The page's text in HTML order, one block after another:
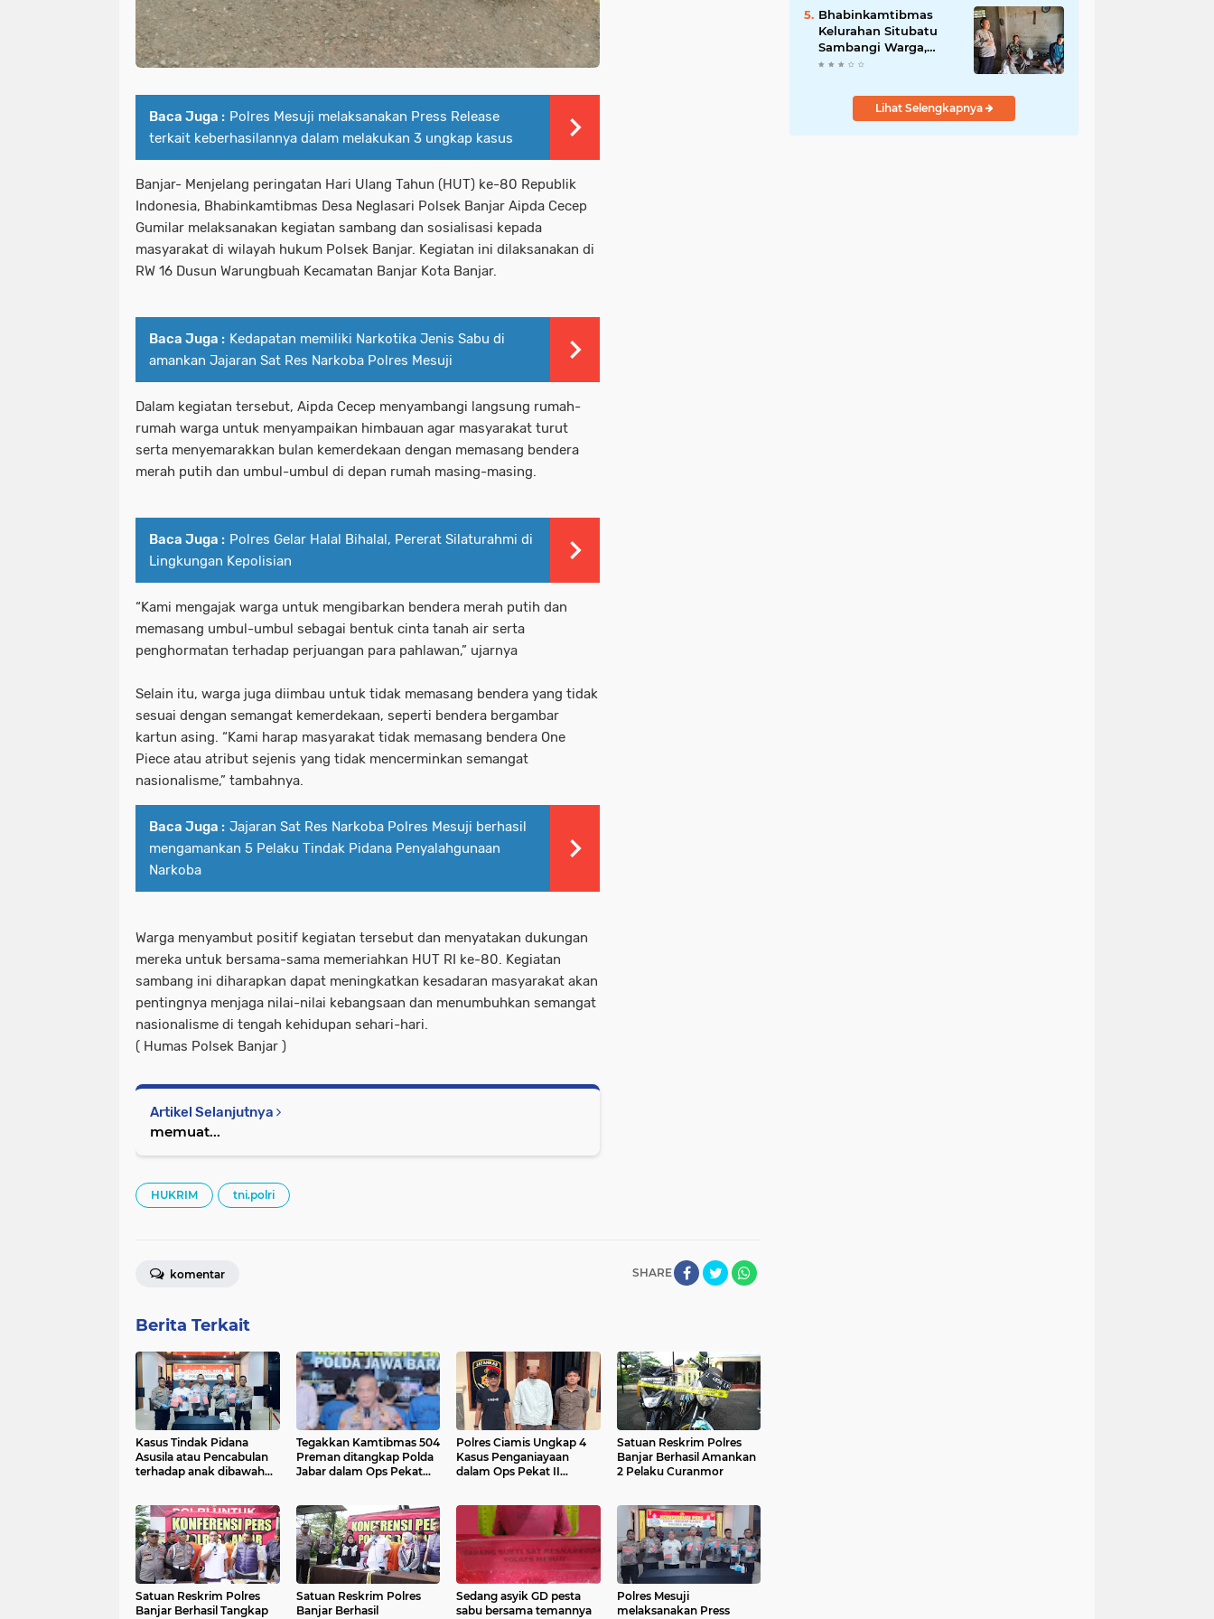
Baca Juga : Polres Mesuji melaksanakan Press Release
terkait keberhasilannya dalam melakukan 3 ungkap kasus
Banjar- Menjelang peringatan Hari Ulang Tahun (HUT) ke-80 Republik
Indonesia, Bhabinkamtibmas Desa Neglasari Polsek Banjar Aipda Cecep
Gumilar melaksanakan kegiatan sambang dan sosialisasi kepada
masyarakat di wilayah hukum Polsek Banjar. Kegiatan ini dilaksanakan di
RW 16 Dusun Warungbuah Kecamatan Banjar Kota Banjar.
Baca Juga : Kedapatan memiliki Narkotika Jenis Sabu di
amankan Jajaran Sat Res Narkoba Polres Mesuji
Dalam kegiatan tersebut, Aipda Cecep menyambangi langsung rumah-
rumah warga untuk menyampaikan himbauan agar masyarakat turut
serta menyemarakkan bulan kemerdekaan dengan memasang bendera
merah putih dan umbul-umbul di depan rumah masing-masing.
Baca Juga : Polres Gelar Halal Bihalal, Pererat Silaturahmi di
Lingkungan Kepolisian
“Kami mengajak warga untuk mengibarkan bendera merah putih dan
memasang umbul-umbul sebagai bentuk cinta tanah air serta
penghormatan terhadap perjuangan para pahlawan,” ujarnya
Selain itu, warga juga diimbau untuk tidak memasang bendera yang tidak
sesuai dengan semangat kemerdekaan, seperti bendera bergambar
kartun asing. “Kami harap masyarakat tidak memasang bendera One
Piece atau atribut sejenis yang tidak mencerminkan semangat
nasionalisme,” tambahnya.
Baca Juga : Jajaran Sat Res Narkoba Polres Mesuji berhasil
mengamankan 5 Pelaku Tindak Pidana Penyalahgunaan
Narkoba
Warga menyambut positif kegiatan tersebut dan menyatakan dukungan
mereka untuk bersama-sama memeriahkan HUT RI ke-80. Kegiatan
sambang ini diharapkan dapat meningkatkan kesadaran masyarakat akan
pentingnya menjaga nilai-nilai kebangsaan dan menumbuhkan semangat
nasionalisme di tengah kehidupan sehari-hari.
( Humas Polsek Banjar )
Artikel Selanjutnya
memuat...
HUKRIM tni.polri
SHARE
komentar
Berita Terkait
Kasus Tindak Pidana
Asusila atau Pencabulan
terhadap anak dibawah
Tegakkan Kamtibmas 504
Preman ditangkap Polda
Jabar dalam Ops Pekat
Polres Ciamis Ungkap 4
Kasus Penganiayaan
dalam Ops Pekat II
Satuan Reskrim Polres
Banjar Berhasil Amankan
2 Pelaku Curanmor
Satuan Reskrim Polres
Banjar Berhasil Tangkap
Satuan Reskrim Polres
Banjar Berhasil
Sedang asyik GD pesta
sabu bersama temannya
Polres Mesuji
melaksanakan Press
Jurnalis Nasional
Bhabinkamtibmas
Kelurahan Situbatu
Sambangi Warga,
Perkuat Silaturahmi
Wilayah
Lihat Selengkapnya